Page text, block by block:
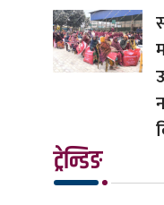
ट्रेन्डिङ